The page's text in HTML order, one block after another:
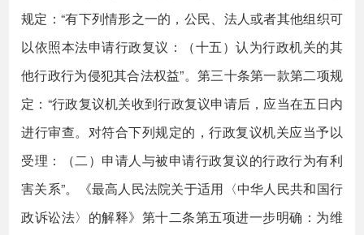
规定：“有下列情形之一的，公民、法人或者其他组织可
以依照本法申请行政复议：（十五）认为行政机关的其
他行政行为侵犯其合法权益”。第三十条第一款第二项规
定：“行政复议机关收到行政复议申请后，应当在五日内
进行审查。对符合下列规定的，行政复议机关应当予以
受理：（二）申请人与被申请行政复议的行政行为有利
害关系”。《最高人民法院关于适用〈中华人民共和国行
政诉讼法〉的解释》第十二条第五项进一步明确：为维